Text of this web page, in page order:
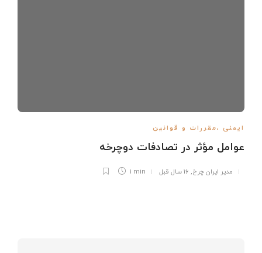
ایمنی ،مقررات و قوانین
عوامل مؤثر در تصادفات دوچرخه
مدیر ایران چرخ, 16 سال قبل 1 min